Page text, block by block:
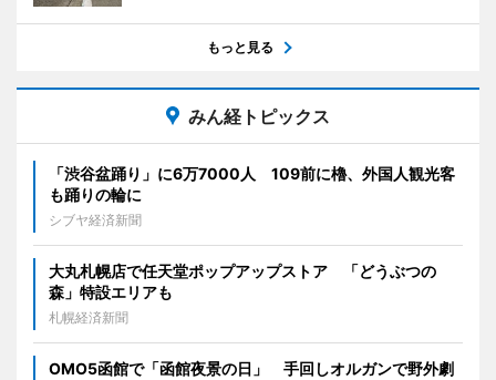
もっと見る
みん経トピックス
「渋谷盆踊り」に6万7000人 109前に櫓、外国人観光客
も踊りの輪に
シブヤ経済新聞
大丸札幌店で任天堂ポップアップストア 「どうぶつの
森」特設エリアも
札幌経済新聞
OMO5函館で「函館夜景の日」 手回しオルガンで野外劇